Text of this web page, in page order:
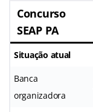
Concurso
SEAP PA
Situação atual
Banca
organizadora